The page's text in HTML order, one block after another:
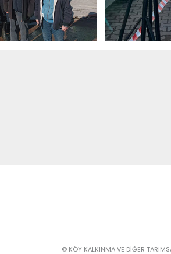
© KÖY KALKINMA VE DİĞER